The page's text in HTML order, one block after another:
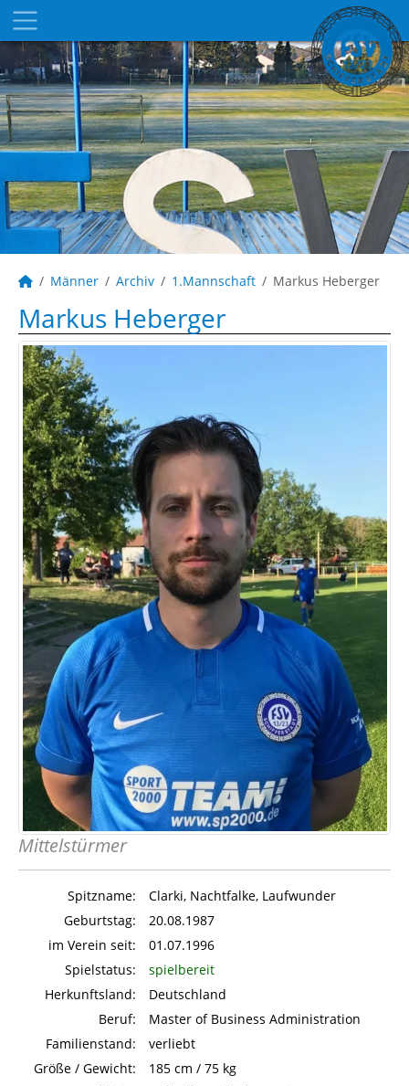
Männer Archiv 1.Mannschaft Markus Heberger
Markus Heberger
Mittelstürmer
Spitzname:
Clarki, Nachtfalke, Laufwunder
Geburtstag:
20.08.1987
im Verein seit:
01.07.1996
Spielstatus:
spielbereit
Herkunftsland:
Deutschland
Beruf:
Master of Business Administration
Familienstand:
verliebt
Größe / Gewicht:
185 cm / 75 kg